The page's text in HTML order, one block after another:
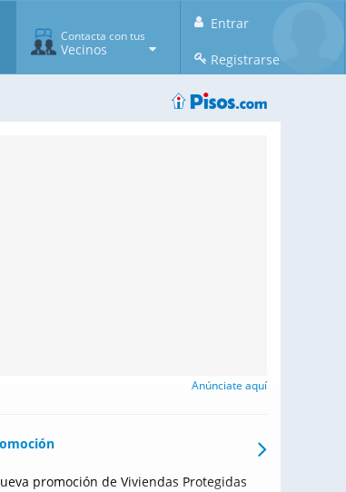
Entrar
Registrarse
Contacta con tus
Vecinos
Anúnciate aquí
promoción de Viviendas Protegidas